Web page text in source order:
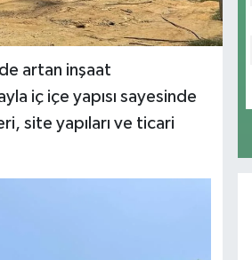
artan inşaat
iç içe yapısı sayesinde
site yapıları ve ticari